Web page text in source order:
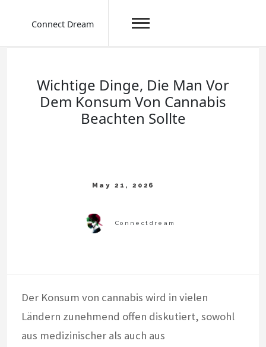
Connect Dream
Wichtige Dinge, Die Man Vor
Dem Konsum Von Cannabis
Beachten Sollte
Der Konsum von cannabis wird in vielen
Ländern zunehmend offen diskutiert, sowohl
aus medizinischer als auch aus